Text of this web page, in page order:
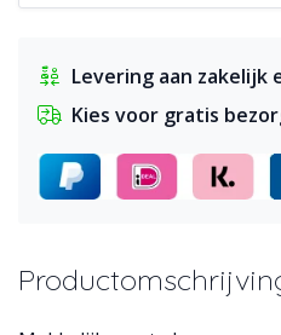
Levering aan zakelijk
Kies voor gratis